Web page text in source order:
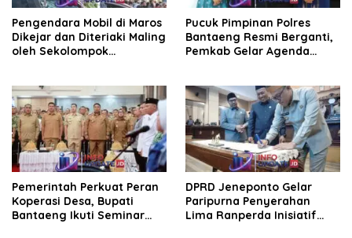
Pengendara Mobil di Maros
Dikejar dan Diteriaki Maling
oleh Sekolompok
Pucuk Pimpinan Polres
Bantaeng Resmi Berganti,
Pemkab Gelar Agenda
Pemerintah Perkuat Peran
Koperasi Desa, Bupati
Bantaeng Ikuti Seminar
DPRD Jeneponto Gelar
Paripurna Penyerahan
Lima Ranperda Inisiatif